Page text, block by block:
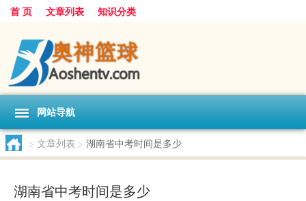
首 页 文章列表 知识分类
网站导航
> 文章列表 > 湖南省中考时间是多少
湖南省中考时间是多少